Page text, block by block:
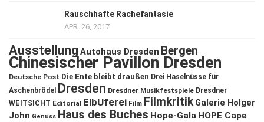
Rauschhafte Rachefantasie
APR. 26, 2017
Ausstellung Autohaus Dresden Bergen
Chinesischer Pavillon Dresden
Deutsche Post Die Ente bleibt draußen Drei Haselnüsse für
Aschenbrödel Dresden Dresdner Musikfestspiele Dresdner
WEITSICHT Editorial ElbUferei Film Filmkritik Galerie Holger
John Genuss Haus des Buches Hope-Gala HOPE Cape